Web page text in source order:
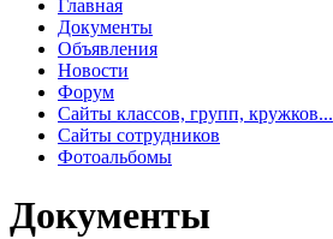
Главная
Документы
Объявления
Новости
Форум
Сайты классов, групп, кружков...
Сайты сотрудников
Фотоальбомы
Документы